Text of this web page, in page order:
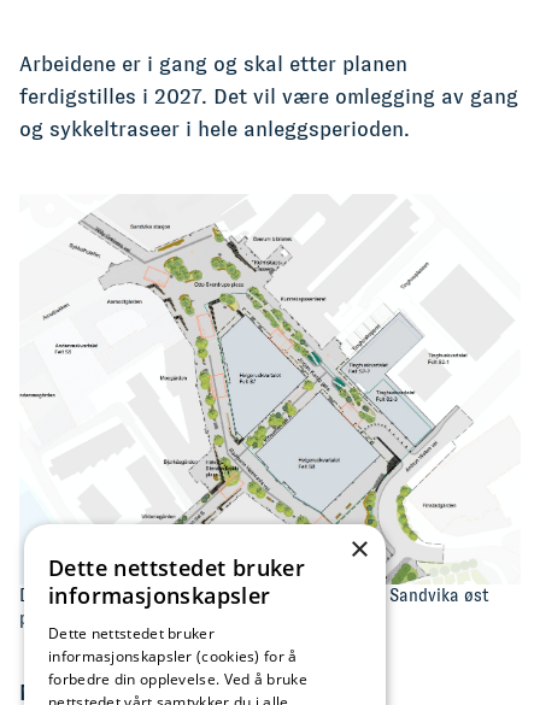
Arbeidene er i gang og skal etter planen
ferdigstilles i 2027. Det vil være omlegging av gang
og sykkeltraseer i hele anleggsperioden.
Det markerte området viser anleggsområdet for Sandvika øst
prosjektet.
Mer informasjon:
×
Dette nettstedet bruker
informasjonskapsler
Dette nettstedet bruker
informasjonskapsler (cookies) for å
forbedre din opplevelse. Ved å bruke